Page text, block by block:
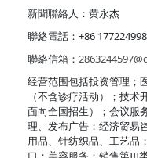
新聞聯絡人：黄永杰
聯絡電話：+86
聯絡信箱：
经营范围包括投资管理；
（不含诊疗活动）；技
面向全国招生）；会议服
理、发布广告；经济贸易
用品、针纺织品、工艺品